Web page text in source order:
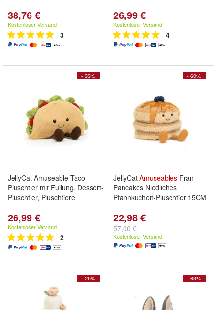
38,76 €
Kostenloser Versand
3
26,99 €
Kostenloser Versand
4
- 33%
JellyCat Amuseable Taco
Pluschtier mit Fullung, Dessert-
Pluschtier, Pluschtiere
26,99 €
Kostenloser Versand
2
- 60%
JellyCat Amuseables Fran
Pancakes Niedliches
Pfannkuchen-Pluschtier 15CM
22,98 €
57,00 €
Kostenloser Versand
- 25% - 63%